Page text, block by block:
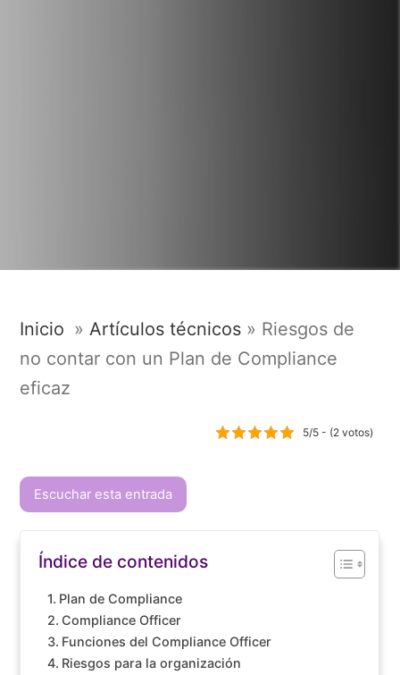
Inicio »Artículos técnicos » Riesgos de
no contar con un Plan de Compliance
eficaz
5/5 - (2 votos)
Escuchar esta entrada
Índice de contenidos
Plan de Compliance
Compliance Officer
Funciones del Compliance Officer
Riesgos para la organización